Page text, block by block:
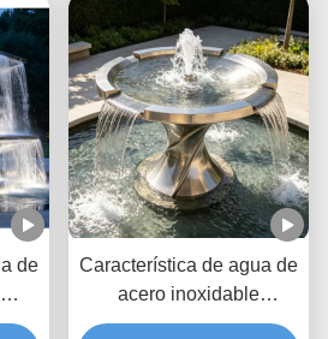
de
Característica de agua de
acero inoxidable
Escultura de fuente de